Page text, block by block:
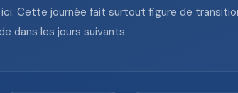
Cette journée fait surtout figure de
dans les jours suivants.